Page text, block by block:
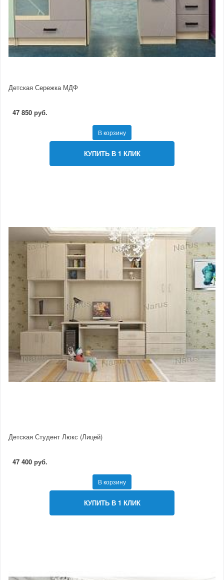
Детская Сережка МДФ
47 850 руб.
В корзину
КУПИТЬ В 1 КЛИК
Детская Студент Люкс (Лицей)
47 400 руб.
В корзину
КУПИТЬ В 1 КЛИК